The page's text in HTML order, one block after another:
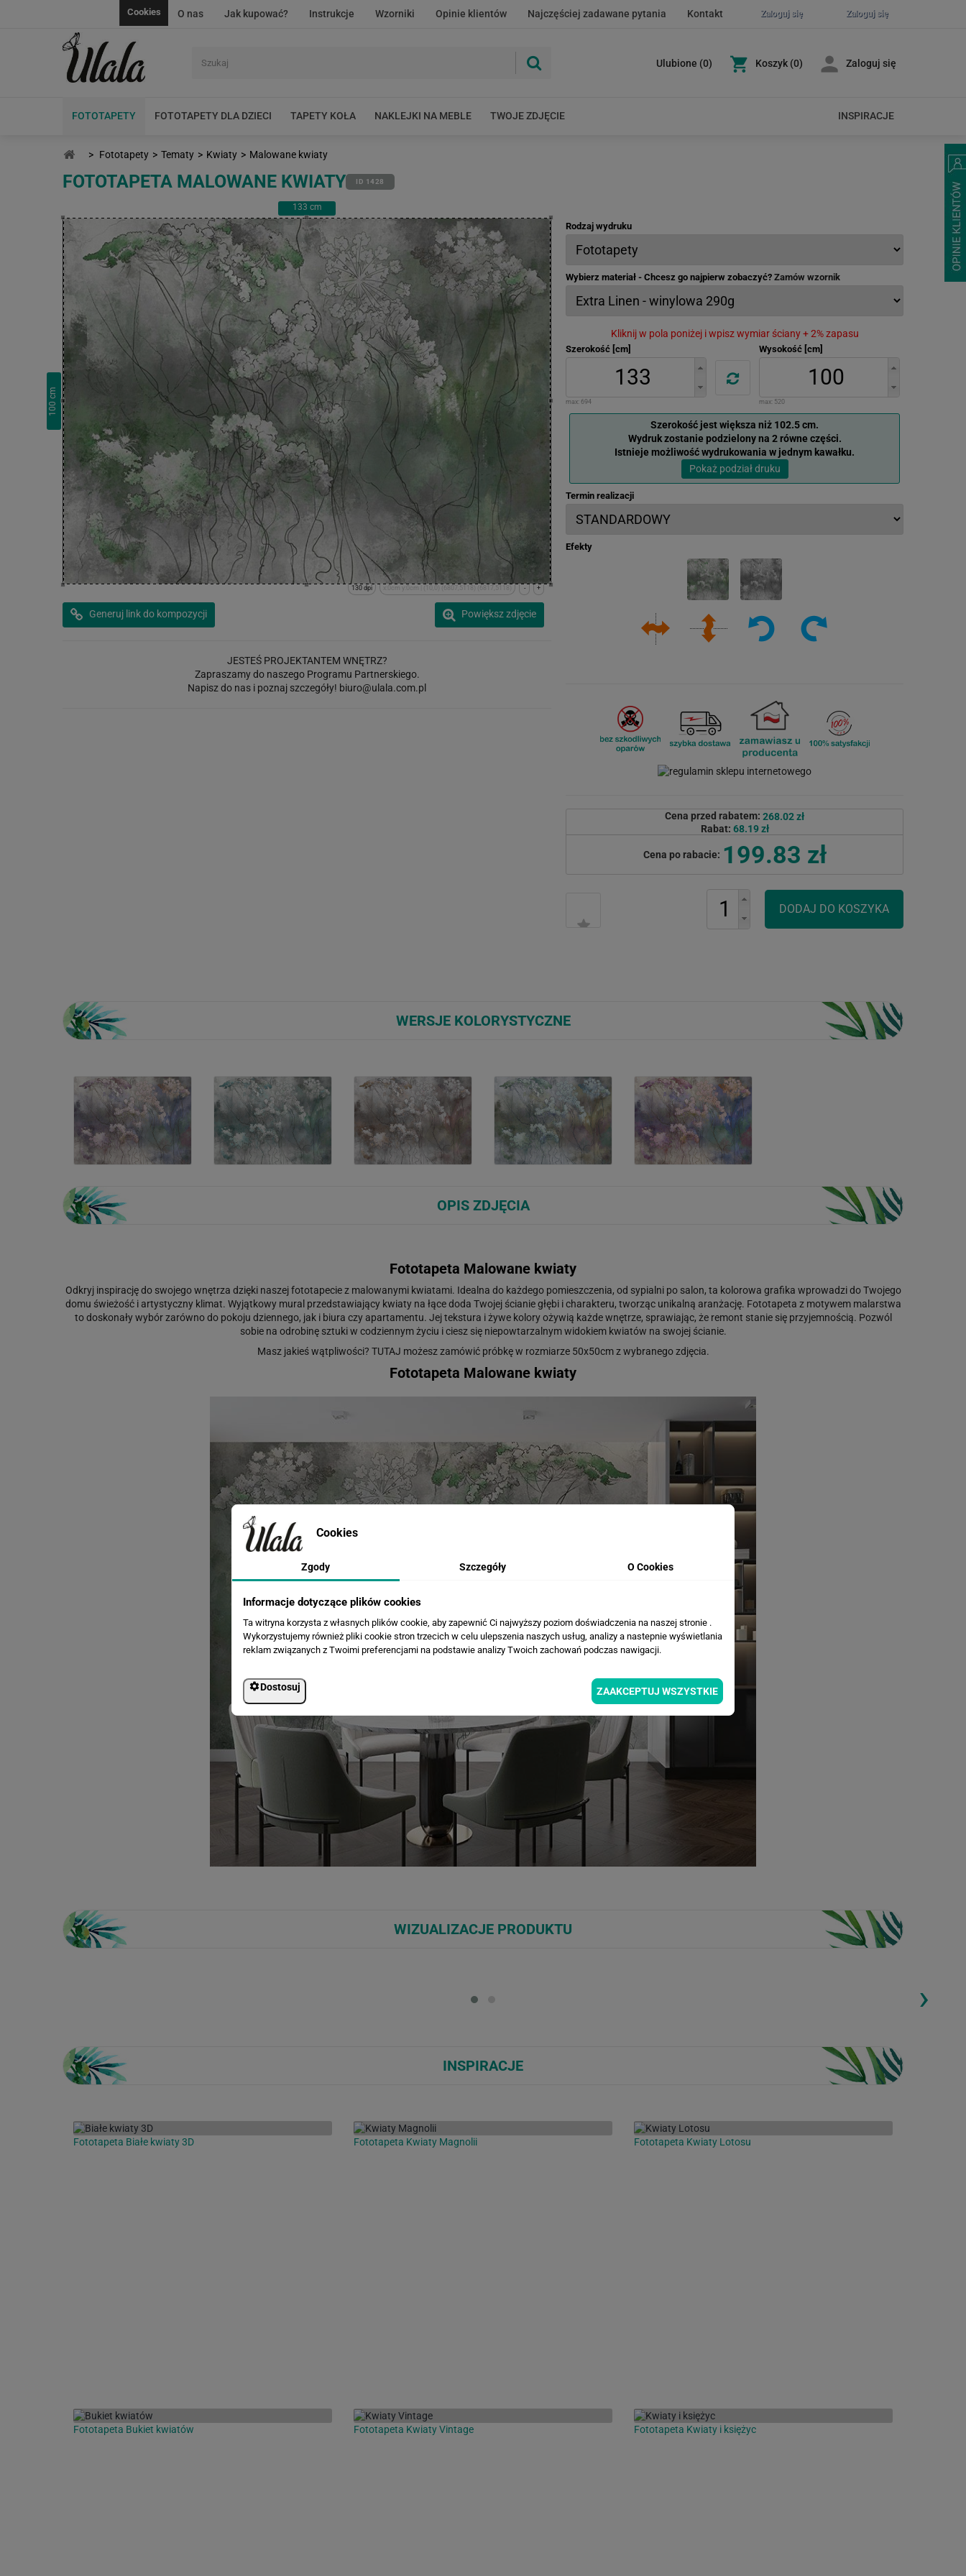
Zaloguj się
Zaloguj się
O nas Jak kupować? Instrukcje Wzorniki Opinie klientów Najczęściej zadawane pytania Kontakt
Cookies
Ulubione (0) Koszyk (0) Zaloguj się
FOTOTAPETY FOTOTAPETY DLA DZIECI TAPETY KOŁA NAKLEJKI NA MEBLE TWOJE ZDJĘCIE INSPIRACJE
> Fototapety > Tematy > Kwiaty > Malowane kwiaty
FOTOTAPETA MALOWANE KWIATY ID 1428
133 cm
100
cm
+
-
x:0cm y:0cm | (10,0) (6807,5118) (6817,5118)
130 dpi
Powiększ zdjęcie
Generuj link do kompozycji
JESTEŚ PROJEKTANTEM WNĘTRZ?
Zapraszamy do naszego Programu Partnerskiego.
Napisz do nas i poznaj szczegóły! biuro@ulala.com.pl
Rodzaj wydruku
Wybierz materiał - Chcesz go najpierw zobaczyć? Zamów wzornik
Kliknij w pola poniżej i wpisz wymiar ściany + 2% zapasu
Szerokość [cm]
max: 694
Wysokość [cm]
max: 520
Szerokość jest większa niż 102.5 cm.
Wydruk zostanie podzielony na 2 równe części.
Istnieje możliwość wydrukowania w jednym kawałku.
Pokaż podział druku
Termin realizacji
Efekty
Cena przed rabatem: 268.02 zł
Rabat: 68.19 zł
Cena po rabacie: 199.83 zł
WERSJE KOLORYSTYCZNE
OPIS ZDJĘCIA
Fototapeta Malowane kwiaty
Odkryj inspirację do swojego wnętrza dzięki naszej fototapecie z malowanymi kwiatami. Idealna do każdego pomieszczenia, od sypialni po salon, ta kolorowa grafika wprowadzi do Twojego
domu świeżość i artystyczny klimat. Wyjątkowy mural przedstawiający kwiaty na łące doda Twojej ścianie głębi i charakteru, tworząc unikalną aranżację. Fototapeta z motywem malarstwa
to doskonały wybór zarówno do pokoju dziennego, jak i biura czy apartamentu. Jej tekstura i żywe kolory ożywią każde wnętrze, sprawiając, że remont stanie się przyjemnością. Pozwól
sobie na odrobinę sztuki w codziennym życiu i ciesz się niepowtarzalnym widokiem kwiatów na swojej ścianie.
Masz jakieś wątpliwości? TUTAJ możesz zamówić próbkę w rozmiarze 50x50cm z wybranego zdjęcia.
Fototapeta Malowane kwiaty
WIZUALIZACJE PRODUKTU
Loading...
›
INSPIRACJE
Fototapeta Białe kwiaty 3D Fototapeta Kwiaty Magnolii Fototapeta Kwiaty Lotosu
Fototapeta Bukiet kwiatów Fototapeta Kwiaty Vintage Fototapeta Kwiaty i księżyc
Cookies
Zgody Szczegóły O Cookies
Informacje dotyczące plików cookies
Ta witryna korzysta z własnych plików cookie, aby zapewnić Ci najwyższy poziom doświadczenia na naszej stronie .
Wykorzystujemy również pliki cookie stron trzecich w celu ulepszenia naszych usług, analizy a nastepnie wyświetlania
reklam związanych z Twoimi preferencjami na podstawie analizy Twoich zachowań podczas nawigacji.
Dostosuj ZAAKCEPTUJ WSZYSTKIE